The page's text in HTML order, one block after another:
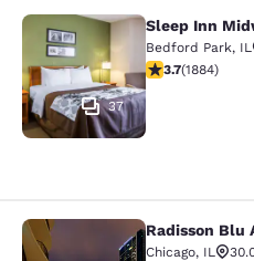
Sleep Inn
37
Sleep Inn
Bedford Park, IL
Calificación de
3.7(1884)
Radisson BluRadisson Blu
Chicago, IL